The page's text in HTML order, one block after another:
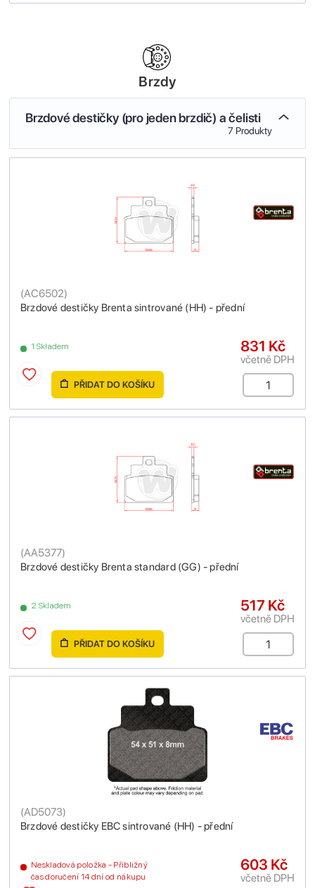
Brzdy
Brzdové destičky (pro jeden brzdič) a čelisti
7 Produkty
Brzdové destičky Brenta sintrované (HH) - přední
(AC6502)
1 Skladem 831 Kč
včetně DPH
PŘIDAT DO KOŠÍKU
Brzdové destičky Brenta standard (GG) - přední
(AA5377)
2 Skladem 517 Kč
včetně DPH
PŘIDAT DO KOŠÍKU
Brzdové destičky EBC sintrované (HH) - přední
(AD5073)
Neskladová položka - Přibližný
čas doručení 14 dní od nákupu
603 Kč
včetně DPH